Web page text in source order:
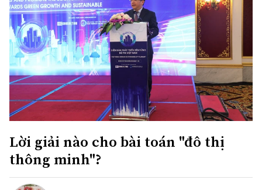
Lời giải nào cho bài toán "đô thị
thông minh"?